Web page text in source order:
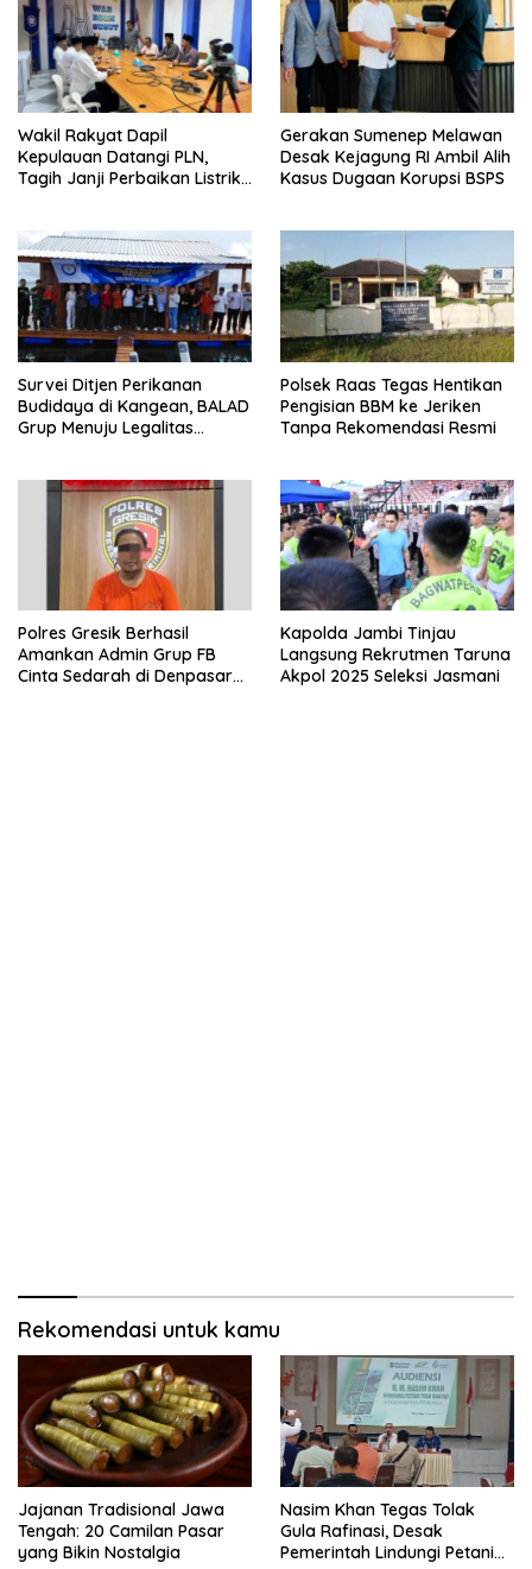
Wakil Rakyat Dapil
Kepulauan Datangi PLN,
Tagih Janji Perbaikan Listrik
Gerakan Sumenep Melawan
Desak Kejagung RI Ambil Alih
Kasus Dugaan Korupsi BSPS
Survei Ditjen Perikanan
Budidaya di Kangean, BALAD
Grup Menuju Legalitas
Polsek Raas Tegas Hentikan
Pengisian BBM ke Jeriken
Tanpa Rekomendasi Resmi
Polres Gresik Berhasil
Amankan Admin Grup FB
Cinta Sedarah di Denpasar
Kapolda Jambi Tinjau
Langsung Rekrutmen Taruna
Akpol 2025 Seleksi Jasmani
Rekomendasi untuk kamu
Jajanan Tradisional Jawa
Tengah: 20 Camilan Pasar
yang Bikin Nostalgia
Nasim Khan Tegas Tolak
Gula Rafinasi, Desak
Pemerintah Lindungi Petani